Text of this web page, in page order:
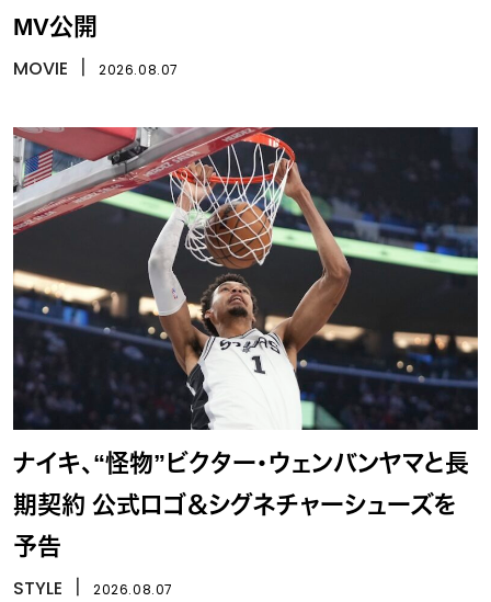
MV公開
MOVIE 2026.08.07
ナイキ、“怪物”ビクター・ウェンバンヤマと長
期契約 公式ロゴ＆シグネチャーシューズを
予告
STYLE 2026.08.07